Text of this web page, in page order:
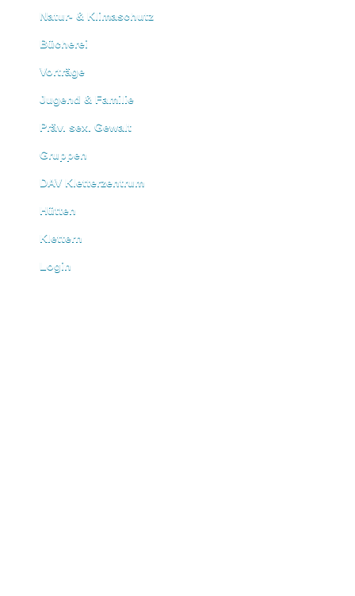
Natur- & Klimaschutz
Bücherei
Vorträge
Jugend & Familie
Präv. sex. Gewalt
Gruppen
DAV Kletterzentrum
Hütten
Klettern
Login